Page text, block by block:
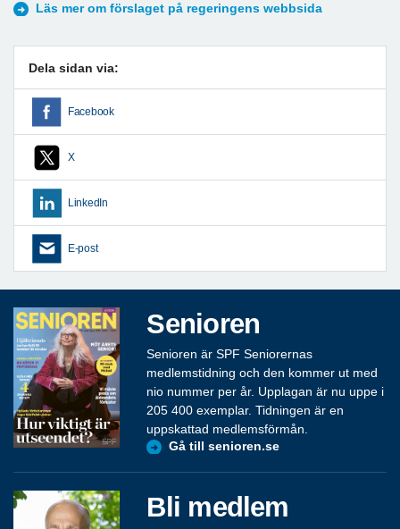
Läs mer om förslaget på regeringens webbsida
Dela sidan via:
Facebook
X
LinkedIn
E-post
Senioren
Senioren är SPF Seniorernas
medlemstidning och den kommer ut med
nio nummer per år. Upplagan är nu uppe i
205 400 exemplar. Tidningen är en
uppskattad medlemsförmån.
Gå till senioren.se
Bli medlem